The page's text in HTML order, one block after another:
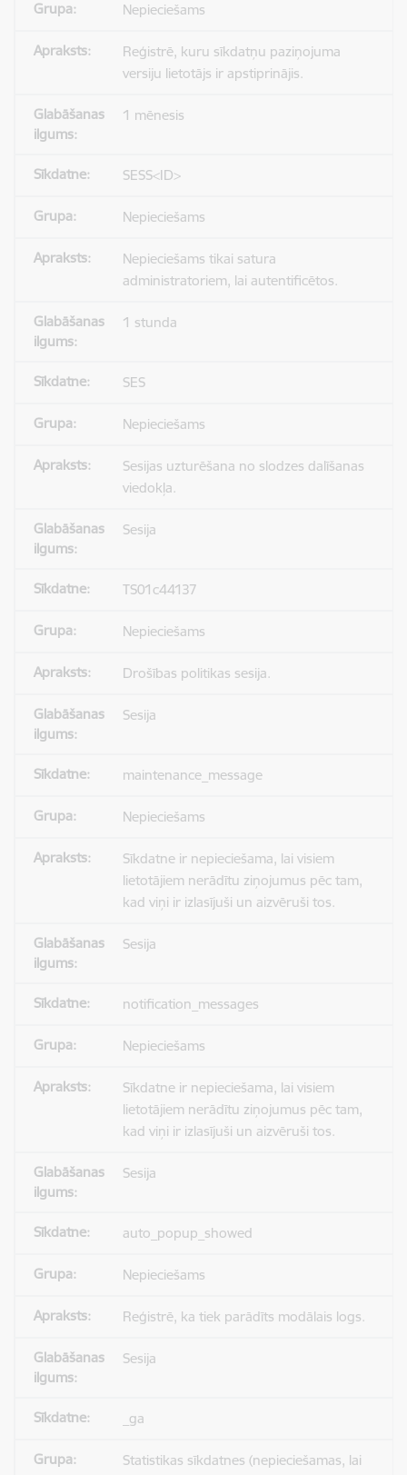
Nepieciešams
Reģistrē, kuru sīkdatņu paziņojuma
versiju lietotājs ir apstiprinājis.
1 mēnesis
SESS<ID>
Nepieciešams
Nepieciešams tikai satura
administratoriem, lai autentificētos.
1 stunda
SES
Nepieciešams
Sesijas uzturēšana no slodzes dalīšanas
viedokļa.
Sesija
TS01c44137
Nepieciešams
Drošības politikas sesija.
Sesija
maintenance_message
Nepieciešams
Sīkdatne ir nepieciešama, lai visiem
lietotājiem nerādītu ziņojumus pēc tam,
kad viņi ir izlasījuši un aizvēruši tos.
Sesija
notification_messages
Nepieciešams
Sīkdatne ir nepieciešama, lai visiem
lietotājiem nerādītu ziņojumus pēc tam,
kad viņi ir izlasījuši un aizvēruši tos.
Sesija
auto_popup_showed
Nepieciešams
Reģistrē, ka tiek parādīts modālais logs.
Sesija
_ga
Statistikas sīkdatnes (nepieciešamas, lai